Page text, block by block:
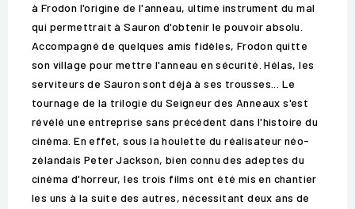
à Frodon l'origine de l'anneau, ultime instrument du mal
qui permettrait à Sauron d'obtenir le pouvoir absolu.
Accompagné de quelques amis fidèles, Frodon quitte
son village pour mettre l'anneau en sécurité. Hélas, les
serviteurs de Sauron sont déjà à ses trousses... Le
tournage de la trilogie du Seigneur des Anneaux s'est
révélé une entreprise sans précédent dans l'histoire du
cinéma. En effet, sous la houlette du réalisateur néo-
zélandais Peter Jackson, bien connu des adeptes du
cinéma d'horreur, les trois films ont été mis en chantier
les uns à la suite des autres, nécessitant deux ans de